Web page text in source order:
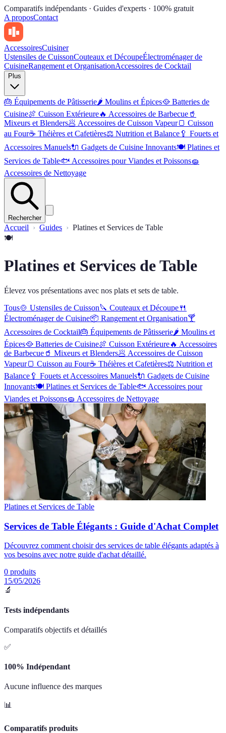
Comparatifs indépendants · Guides d'experts · 100% gratuit
A proposContact
AccessoiresCuisiner
Ustensiles de CuissonCouteaux et DécoupeÉlectroménager de
CuisineRangement et OrganisationAccessoires de Cocktail
Plus
🎂 Équipements de Pâtisserie🌶 Moulins et Épices🥘 Batteries de
Cuisine🍖 Cuisson Extérieure🔥 Accessoires de Barbecue 🥤
Mixeurs et Blenders🥟 Accessoires de Cuisson Vapeur🍞 Cuisson
au Four☕ Théières et Cafetières⚖️ Nutrition et Balance 🥄 Fouets et
Accessoires Manuels🔌 Gadgets de Cuisine Innovants🍽 Platines et
Services de Table🐟 Accessoires pour Viandes et Poissons🧽
Accessoires de Nettoyage
Rechercher
Accueil Guides
Platines et Services de Table
🍽
Platines et Services de Table
Élevez vos présentations avec nos plats et sets de table.
Tous🍲 Ustensiles de Cuisson🔪 Couteaux et Découpe🍴
Électroménager de Cuisine📦 Rangement et Organisation🍸
Accessoires de Cocktail🎂 Équipements de Pâtisserie🌶 Moulins et
Épices🥘 Batteries de Cuisine🍖 Cuisson Extérieure🔥 Accessoires
de Barbecue 🥤 Mixeurs et Blenders🥟 Accessoires de Cuisson
Vapeur🍞 Cuisson au Four☕ Théières et Cafetières⚖️ Nutrition et
Balance 🥄 Fouets et Accessoires Manuels🔌 Gadgets de Cuisine
Innovants🍽 Platines et Services de Table🐟 Accessoires pour
Viandes et Poissons🧽 Accessoires de Nettoyage
Platines et Services de Table
Services de Table Élégants : Guide d'Achat Complet
Découvrez comment choisir des services de table élégants adaptés à
vos besoins avec notre guide d'achat détaillé.
0 produits
15/05/2026
🔬
Tests indépendants
Comparatifs objectifs et détaillés
✅
100% Indépendant
Aucune influence des marques
📊
Comparatifs produits